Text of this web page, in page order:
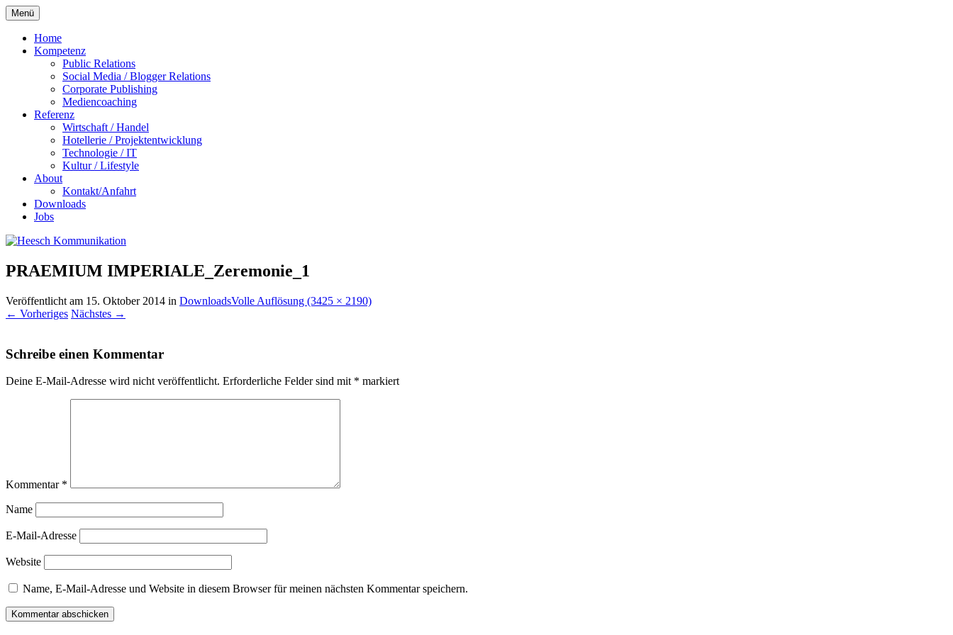
Menü Zum
Inhalt
springen
Home
Kompetenz
Public Relations
Social Media / Blogger Relations
Corporate Publishing
Mediencoaching
Referenz
Wirtschaft / Handel
Hotellerie / Projektentwicklung
Technologie / IT
Kultur / Lifestyle
About
Kontakt/Anfahrt
Downloads
Jobs
PRAEMIUM IMPERIALE_Zeremonie_1
Veröffentlicht am 15. Oktober 2014 in DownloadsVolle Auflösung (3425 × 2190)
← Vorheriges Nächstes →
Schreibe einen Kommentar
Deine E-Mail-Adresse wird nicht veröffentlicht. Erforderliche Felder sind mit * markiert
Kommentar *
Name
E-Mail-Adresse
Website
Name, E-Mail-Adresse und Website in diesem Browser für meinen nächsten Kommentar speichern.